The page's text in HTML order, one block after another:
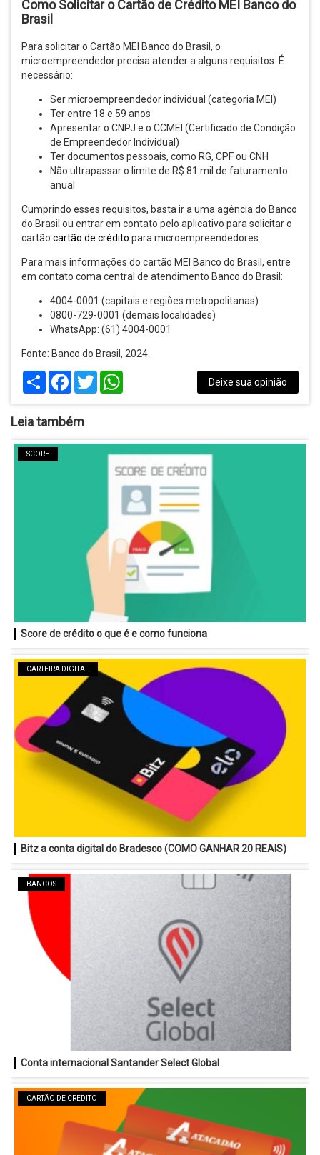
Como Solicitar o Cartão de Crédito MEI Banco do
Brasil
Para solicitar o Cartão MEI Banco do Brasil, o
microempreendedor precisa atender a alguns requisitos. É
necessário:
Ser microempreendedor individual (categoria MEI)
Ter entre 18 e 59 anos
Apresentar o CNPJ e o CCMEI (Certificado de Condição
de Empreendedor Individual)
Ter documentos pessoais, como RG, CPF ou CNH
Não ultrapassar o limite de R$ 81 mil de faturamento
anual
Cumprindo esses requisitos, basta ir a uma agência do Banco
do Brasil ou entrar em contato pelo aplicativo para solicitar o
cartão cartão de crédito para microempreendedores.
Para mais informações do cartão MEI Banco do Brasil, entre
em contato coma central de atendimento Banco do Brasil:
4004-0001 (capitais e regiões metropolitanas)
0800-729-0001 (demais localidades)
WhatsApp: (61) 4004-0001
Fonte: Banco do Brasil, 2024.
Share Facebook
Twitter Deixe sua opinião
Leia também
SCORE
Score de crédito o que é e como funciona
CARTEIRA DIGITAL
Bitz a conta digital do Bradesco (COMO GANHAR 20 REAIS)
BANCOS
Conta internacional Santander Select Global
CARTÃO DE CRÉDITO